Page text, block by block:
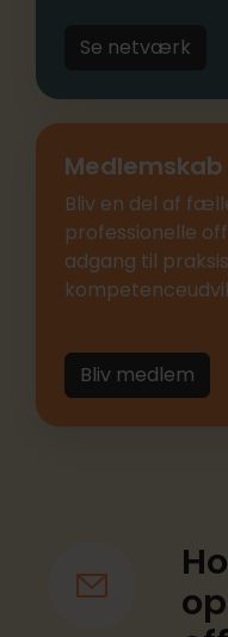
Se netværk
Medlemskab
Bliv en del af
professionelle
adgang til
Bliv medlem